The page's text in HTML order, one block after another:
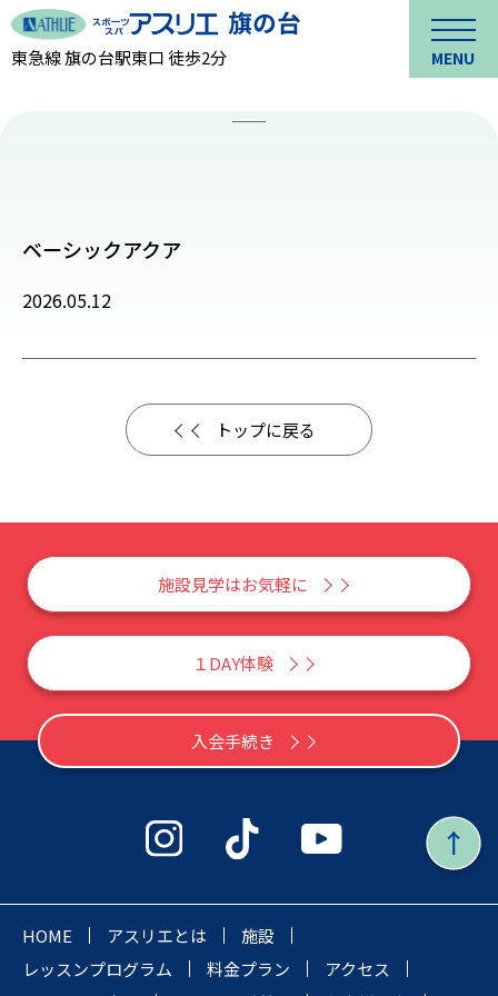
東急線 旗の台駅東口 徒歩2分 MENU
ベーシックアクア
2026.05.12
トップに戻る
施設見学はお気軽に
１DAY体験
入会手続き
HOME アスリエとは
施設
レッスンプログラム
料金プラン
アクセス